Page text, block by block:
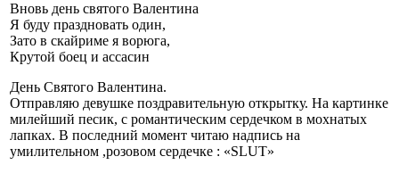
Вновь день святого Валентина
Я буду праздновать один,
Зато в скайриме я ворюга,
Крутой боец и ассасин
День Святого Валентина.
Отправляю девушке поздравительную открытку. На картинке
милейший песик, с романтическим сердечком в мохнатых
лапках. В последний момент читаю надпись на
умилительном ,розовом сердечке : «SLUT»